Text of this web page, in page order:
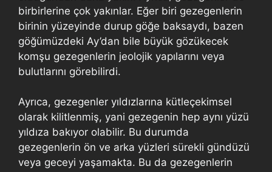
birbirlerine çok yakınlar. Eğer biri gezegenlerin
birinin yüzeyinde durup göğe baksaydı, bazen
göğümüzdeki Ay’dan bile büyük gözükecek
komşu gezegenlerin jeolojik yapılarını veya
bulutlarını görebilirdi.
Ayrıca, gezegenler yıldızlarına kütleçekimsel
olarak kilitlenmiş, yani gezegenin hep aynı yüzü
yıldıza bakıyor olabilir. Bu durumda
gezegenlerin ön ve arka yüzleri sürekli gündüzü
veya geceyi yaşamakta. Bu da gezegenlerin